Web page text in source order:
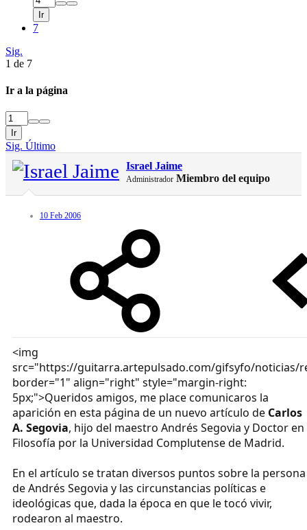
Ir
7
Sig.
1 de 7
Ir a la página
Ir
Sig. Último
Israel Jaime
Administrador Miembro del equipo
10 Feb 2006
<img
src="https://guitarra.artepulsado.com/gifsyfo/noticias/
border="1" align="right" style="margin-right:
5px;">Queridos amigos, me place comunicaros la
aparición en esta página de un nuevo artículo de Carlos
A. Segovia, hijo del maestro Andrés Segovia y Doctor en
Filosofía por la Universidad Complutense de Madrid.
En el artículo se tratan diversos puntos sobre la persona
de Andrés Segovia y las circunstancias políticas e
ideológicas que, dada la época en que le tocó vivir,
rodearon al maestro.